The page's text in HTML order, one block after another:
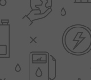
KOPPELINGEN
ADVIES EN
SECOND